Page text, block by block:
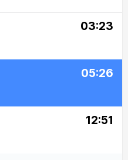
03:23
05:26
12:51